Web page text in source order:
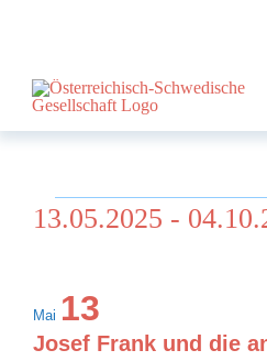
13.05.2025 -
List
of
Mai 13
Josef Frank und die